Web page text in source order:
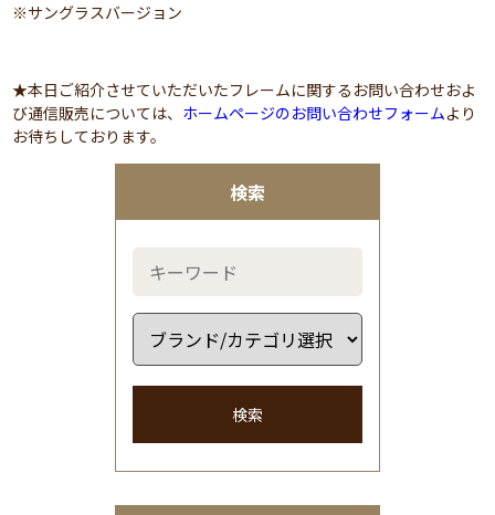
検索
検索
※サングラスバージョン
★本日ご紹介させていただいたフレームに関するお問い合わせおよ
び通信販売については、 ホームページのお問い合わせフォームより
お待ちしております。